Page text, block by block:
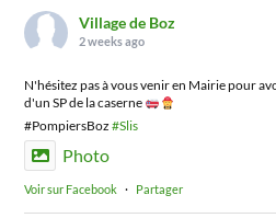
Village de Boz
2 weeks ago
N'hésitez pas à vous venir en Mairie pour
d'un SP de la caserne
#PompiersBoz#Slis
Photo
Voir sur Facebook · Partager